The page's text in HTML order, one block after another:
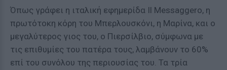
Όπως γράφει η ιταλική εφημερίδα Il Messaggero, η
πρωτότοκη κόρη του Μπερλουσκόνι, η Μαρίνα, και ο
μεγαλύτερος γιος του, ο Πιερσίλβιο, σύμφωνα με
τις επιθυμίες του πατέρα τους, λαμβάνουν το 60%
επί του συνόλου της περιουσίας του. Τα τρία